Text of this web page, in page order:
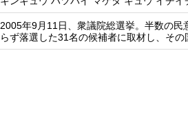
2005年9月11日、衆議院総選挙。半数の
らず落選した31名の候補者に取材し、そ